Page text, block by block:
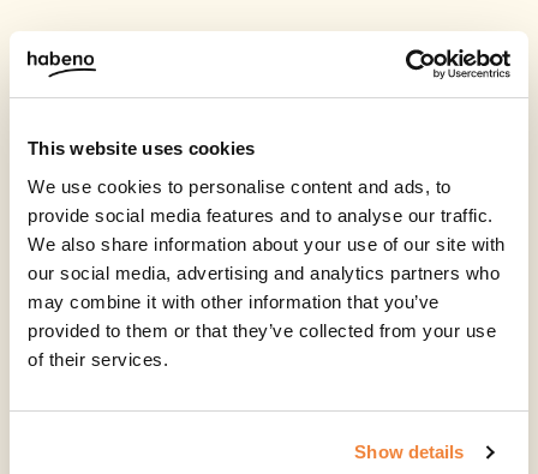
This website uses cookies
We use cookies to personalise content and ads, to
provide social media features and to analyse our traffic.
We also share information about your use of our site with
our social media, advertising and analytics partners who
may combine it with other information that you’ve
provided to them or that they’ve collected from your use
of their services.
Show details